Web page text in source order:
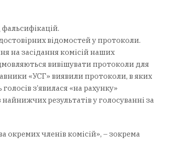
відомостей у протоколи.
на засідання комісій наших
вивішувати протоколи для
«УСГ» виявили протоколи, в яких
з’явилася «на рахунку»
результатів у голосуванні за
окремих членів комісій», – зокрема